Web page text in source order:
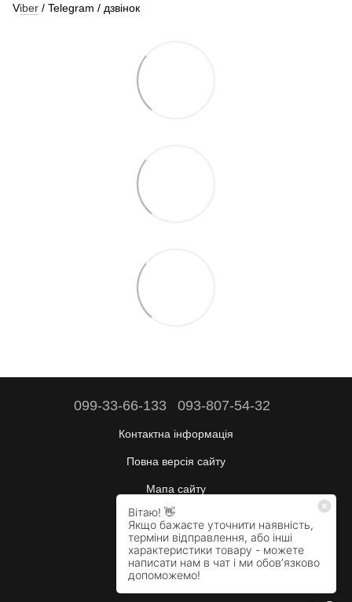
Viber / Telegram / дзвінок
099-33-66-133 093-807-54-32
Контактна інформація
Повна версія сайту
Мапа сайту
Будні: 10:00–17:00
Сб:вихідний
Нд:вихідний